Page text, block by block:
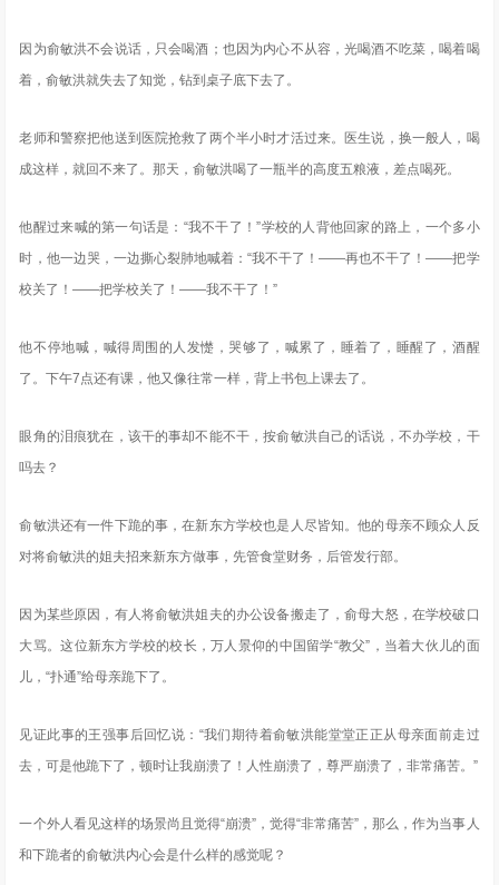
因为俞敏洪不会说话，只会喝酒；也因为内心不从容，光喝酒不吃菜，喝着喝
着，俞敏洪就失去了知觉，钻到桌子底下去了。
老师和警察把他送到医院抢救了两个半小时才活过来。医生说，换一般人，喝
成这样，就回不来了。那天，俞敏洪喝了一瓶半的高度五粮液，差点喝死。
他醒过来喊的第一句话是：“我不干了！”学校的人背他回家的路上，一个多小
时，他一边哭，一边撕心裂肺地喊着：“我不干了！——再也不干了！——把学
校关了！——把学校关了！——我不干了！”
他不停地喊，喊得周围的人发憷，哭够了，喊累了，睡着了，睡醒了，酒醒
了。下午7点还有课，他又像往常一样，背上书包上课去了。
眼角的泪痕犹在，该干的事却不能不干，按俞敏洪自己的话说，不办学校，干
吗去？
俞敏洪还有一件下跪的事，在新东方学校也是人尽皆知。他的母亲不顾众人反
对将俞敏洪的姐夫招来新东方做事，先管食堂财务，后管发行部。
因为某些原因，有人将俞敏洪姐夫的办公设备搬走了，俞母大怒，在学校破口
大骂。这位新东方学校的校长，万人景仰的中国留学“教父”，当着大伙儿的面
儿，“扑通”给母亲跪下了。
见证此事的王强事后回忆说：“我们期待着俞敏洪能堂堂正正从母亲面前走过
去，可是他跪下了，顿时让我崩溃了！人性崩溃了，尊严崩溃了，非常痛苦。”
一个外人看见这样的场景尚且觉得“崩溃”，觉得“非常痛苦”，那么，作为当事人
和下跪者的俞敏洪内心会是什么样的感觉呢？